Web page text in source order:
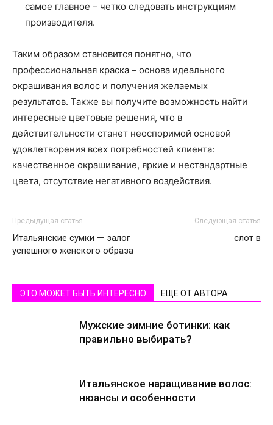
самое главное – четко следовать инструкциям
производителя.
Таким образом становится понятно, что
профессиональная краска – основа идеального
окрашивания волос и получения желаемых
результатов. Также вы получите возможность найти
интересные цветовые решения, что в
действительности станет неоспоримой основой
удовлетворения всех потребностей клиента:
качественное окрашивание, яркие и нестандартные
цвета, отсутствие негативного воздействия.
Предыдущая статья
Итальянские сумки — залог
успешного женского образа
Следующая статья
слот в
ЭТО МОЖЕТ БЫТЬ ИНТЕРЕСНО ЕЩЕ ОТ АВТОРА
Мужские зимние ботинки: как
правильно выбирать?
Итальянское наращивание волос:
нюансы и особенности